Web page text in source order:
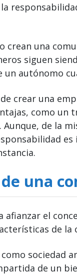
crean una
siguen
un autónomo
crear una
como
de la
una
afianzar el
de la
sociedad
de un